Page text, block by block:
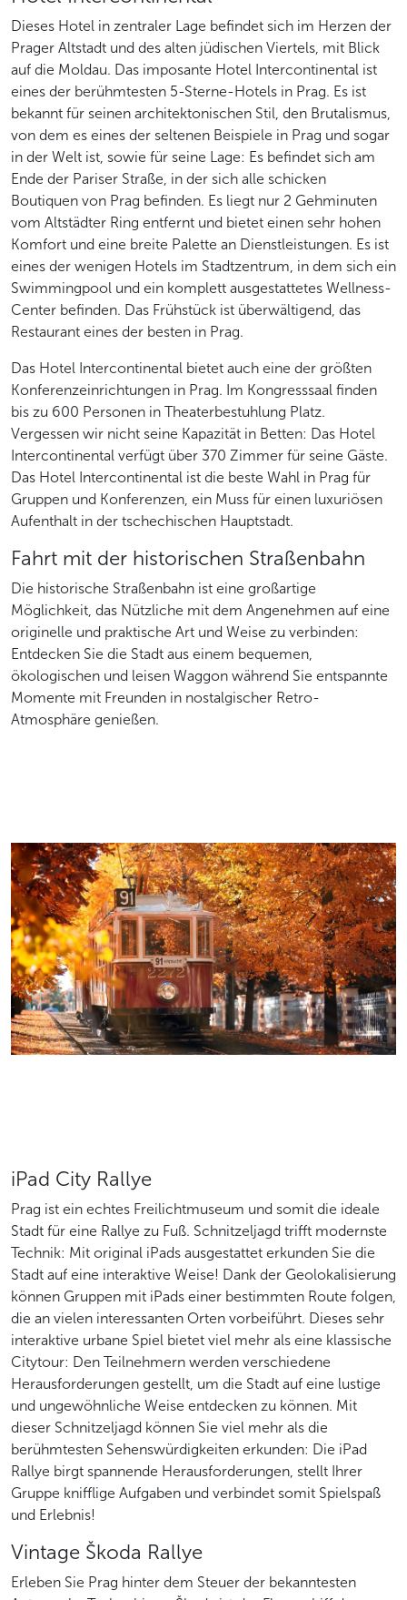
Dieses Hotel in zentraler Lage befindet sich im Herzen der
Prager Altstadt und des alten jüdischen Viertels, mit Blick
auf die Moldau. Das imposante Hotel Intercontinental ist
eines der berühmtesten 5-Sterne-Hotels in Prag. Es ist
bekannt für seinen architektonischen Stil, den Brutalismus,
von dem es eines der seltenen Beispiele in Prag und sogar
in der Welt ist, sowie für seine Lage: Es befindet sich am
Ende der Pariser Straße, in der sich alle schicken
Boutiquen von Prag befinden. Es liegt nur 2 Gehminuten
vom Altstädter Ring entfernt und bietet einen sehr hohen
Komfort und eine breite Palette an Dienstleistungen. Es ist
eines der wenigen Hotels im Stadtzentrum, in dem sich ein
Swimmingpool und ein komplett ausgestattetes Wellness-
Center befinden. Das Frühstück ist überwältigend, das
Restaurant eines der besten in Prag.
Das Hotel Intercontinental bietet auch eine der größten
Konferenzeinrichtungen in Prag. Im Kongresssaal finden
bis zu 600 Personen in Theaterbestuhlung Platz.
Vergessen wir nicht seine Kapazität in Betten: Das Hotel
Intercontinental verfügt über 370 Zimmer für seine Gäste.
Das Hotel Intercontinental ist die beste Wahl in Prag für
Gruppen und Konferenzen, ein Muss für einen luxuriösen
Aufenthalt in der tschechischen Hauptstadt.
Fahrt mit der historischen Straßenbahn
Die historische Straßenbahn ist eine großartige
Möglichkeit, das Nützliche mit dem Angenehmen auf eine
originelle und praktische Art und Weise zu verbinden:
Entdecken Sie die Stadt aus einem bequemen,
ökologischen und leisen Waggon während Sie entspannte
Momente mit Freunden in nostalgischer Retro-
Atmosphäre genießen.
iPad City Rallye
Prag ist ein echtes Freilichtmuseum und somit die ideale
Stadt für eine Rallye zu Fuß. Schnitzeljagd trifft modernste
Technik: Mit original iPads ausgestattet erkunden Sie die
Stadt auf eine interaktive Weise! Dank der Geolokalisierung
können Gruppen mit iPads einer bestimmten Route folgen,
die an vielen interessanten Orten vorbeiführt. Dieses sehr
interaktive urbane Spiel bietet viel mehr als eine klassische
Citytour: Den Teilnehmern werden verschiedene
Herausforderungen gestellt, um die Stadt auf eine lustige
und ungewöhnliche Weise entdecken zu können. Mit
dieser Schnitzeljagd können Sie viel mehr als die
berühmtesten Sehenswürdigkeiten erkunden: Die iPad
Rallye birgt spannende Herausforderungen, stellt Ihrer
Gruppe knifflige Aufgaben und verbindet somit Spielspaß
und Erlebnis!
Vintage Škoda Rallye
Erleben Sie Prag hinter dem Steuer der bekanntesten